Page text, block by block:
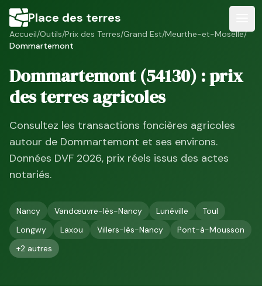
Place des terres
Accueil/Outils/Prix des Terres/Grand Est/Meurthe-et-Moselle/
Dommartemont
Dommartemont(54130) : prix
des terres agricoles
Consultez les transactions foncières agricoles
autour de Dommartemont et ses environs.
Données DVF 2026, prix réels issus des actes
notariés.
Nancy Vandœuvre-lès-Nancy Lunéville
Toul
Longwy
Laxou Villers-lès-Nancy
Pont-à-Mousson
+2 autres